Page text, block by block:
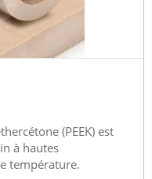
(PEEK) est
à hautes
température.